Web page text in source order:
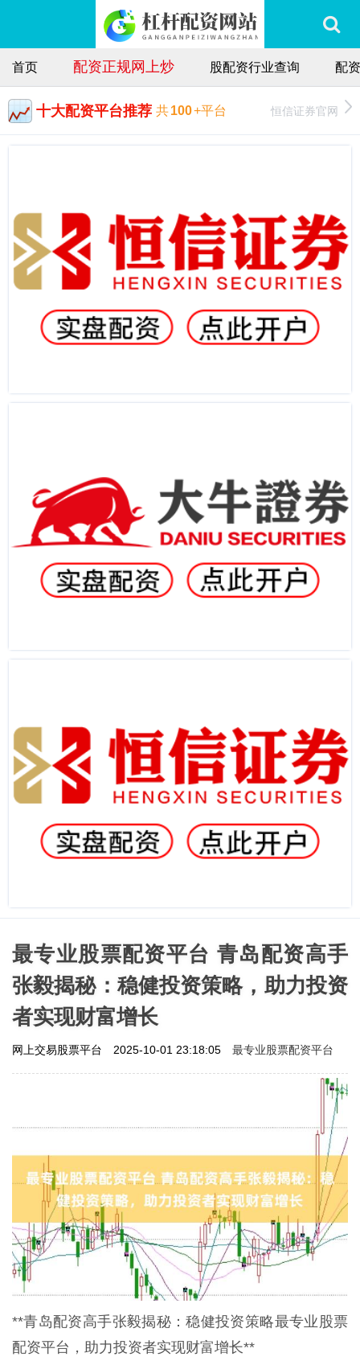
首页 配资正规网上炒 股配资行业查询 配
十大配资平台推荐 共100+平台 恒信证券官网
最专业股票配资平台 青岛配资高手
张毅揭秘：稳健投资策略，助力投资
者实现财富增长
网上交易股票平台 2025-10-01 23:18:05 最专业股票配资平台
**青岛配资高手张毅揭秘：稳健投资策略最专业股票
配资平台，助力投资者实现财富增长**